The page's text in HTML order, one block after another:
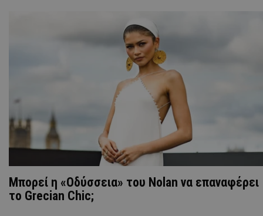
Μπορεί η «Οδύσσεια» του Nolan να επαναφέρει
το Grecian Chic;